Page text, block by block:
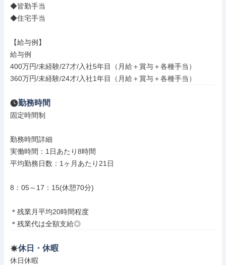
◆皆勤手当
◆住宅手当
【給与例】
給与例
400万円/未経験/27才/入社5年目（月給＋賞与＋各種手当）
360万円/未経験/24才/入社1年目（月給＋賞与＋各種手当）
勤務時間
固定時間制
勤務時間詳細
実働時間：1日あたり8時間
平均勤務日数：1ヶ月あたり21日
8：05～17：15(休憩70分)
＊残業月平均20時間程度
＊残業代は全額支給◎
休日・休暇
休日休暇